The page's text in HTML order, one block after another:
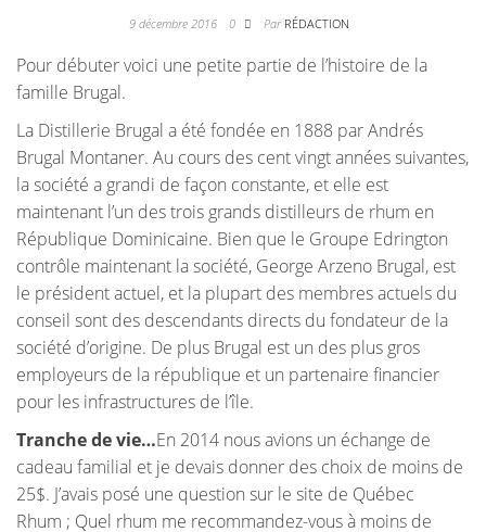
9 décembre 2016 0 Par RÉDACTION
Pour débuter voici une petite partie de l’histoire de la
famille Brugal.
La Distillerie Brugal a été fondée en 1888 par Andrés
Brugal Montaner. Au cours des cent vingt années suivantes,
la société a grandi de façon constante, et elle est
maintenant l’un des trois grands distilleurs de rhum en
République Dominicaine. Bien que le Groupe Edrington
contrôle maintenant la société, George Arzeno Brugal, est
le président actuel, et la plupart des membres actuels du
conseil sont des descendants directs du fondateur de la
société d’origine. De plus Brugal est un des plus gros
employeurs de la république et un partenaire financier
pour les infrastructures de l’île.
Tranche de vie…En 2014 nous avions un échange de
cadeau familial et je devais donner des choix de moins de
25$. J’avais posé une question sur le site de Québec
Rhum ; Quel rhum me recommandez-vous à moins de